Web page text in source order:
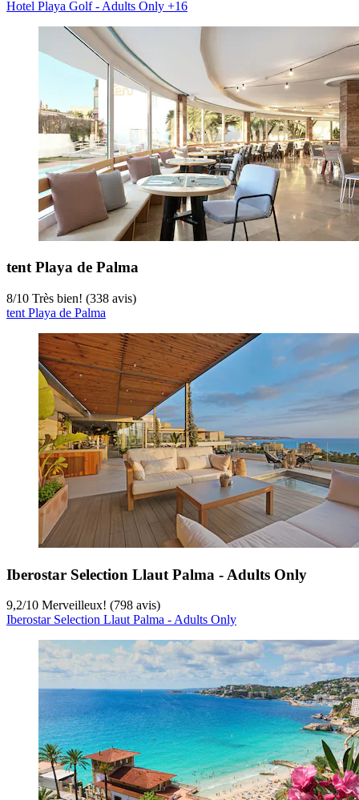
Hotel Playa Golf - Adults Only +16
tent Playa de Palma
8/10 Très bien! (338 avis)
tent Playa de Palma
Iberostar Selection Llaut Palma - Adults Only
9,2/10 Merveilleux! (798 avis)
Iberostar Selection Llaut Palma - Adults Only